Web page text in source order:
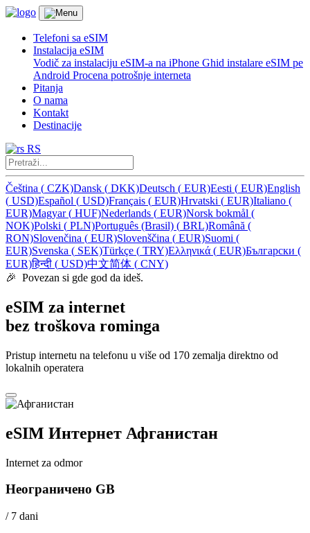
Telefoni sa eSIM
Instalacija eSIM
Vodič za instalaciju eSIM-a na iPhone Ghid instalare eSIM pe
Android Procena potrošnje interneta
Pitanja
O nama
Kontakt
Destinacije
RS
Čeština ( CZK)Dansk ( DKK)Deutsch ( EUR)Eesti ( EUR)English
( USD)Español ( USD)Français ( EUR)Hrvatski ( EUR)Italiano (
EUR)Magyar( HUF)Nederlands ( EUR)Norsk bokmål (
NOK)Polski ( PLN)Português (Brasil) ( BRL)Română (
RON)Slovenčina ( EUR)Slovenščina ( EUR)Suomi (
EUR)Svenska ( SEK)Türkçe ( TRY)Ελληνικά ( EUR)Български (
EUR)हिन्दी ( USD)中文简体 ( CNY)
🎉 Povezan si gde god da ideš.
eSIM za internet
bez troškova rominga
Pristup internetu na telefonu u više od 170 zemalja direktno od
lokalnih operatera
eSIM Интернет Афганистан
Internet za odmor
Неограничено GB
/ 7 dani